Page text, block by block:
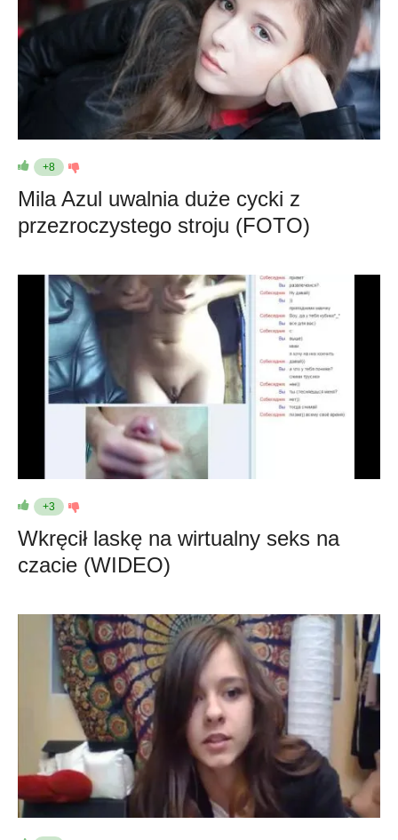
+8
Mila Azul uwalnia duże cycki z
przezroczystego stroju (FOTO)
+3
Wkręcił laskę na wirtualny seks na
czacie (WIDEO)